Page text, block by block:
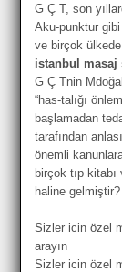
G Ç T, son
Aku-punktur
ve birçok
istanbul masaj
G Ç Tnin
“has-talığı
başlamadan
tarafından
önemli
birçok tıp
haline gelmiştir?
Sizler icin özel
arayın
Sizler icin özel